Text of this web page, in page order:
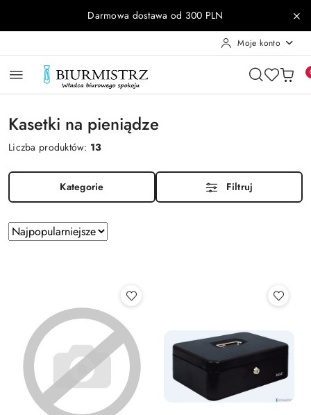
Przejdź do treści głównej
Przejdź do wyszukiwarki
Przejdź do moje konto
Przejdź do menu głównego
Przejdź do stopkiDarmowa dostawa od 300 PLN
Moje konto
Kasetki na pieniądze
Liczba produktów: 13
Kategorie Filtruj
Zastosowano
sortowanie:
Sortuj
według